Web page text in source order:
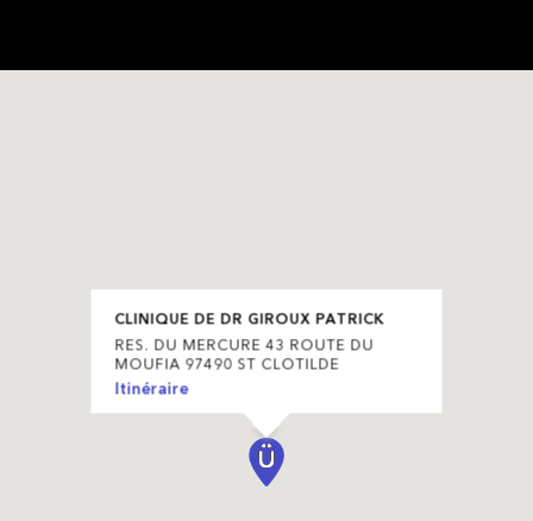
CLINIQUE DE DR GIROUX PATRICK
RES. DU MERCURE 43 ROUTE DU
MOUFIA 97490 ST CLOTILDE
Itinéraire